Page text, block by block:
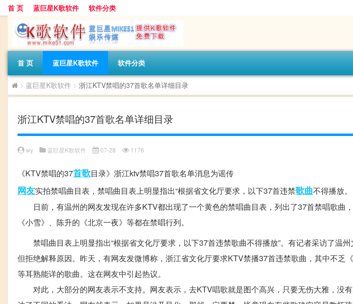
首 页 蓝巨星K歌软件 软件分类
首 页 蓝巨星K歌软件 软件分类
> 蓝巨星K歌软件 > 浙江KTV禁唱的37首歌名单详细目录
浙江KTV禁唱的37首歌名单详细目录
wy 蓝巨星K歌软件 07-28 1176
《KTV禁唱的37首歌目录》浙江ktv禁唱37首歌名单消息为谣传
网友实拍禁唱曲目表，禁唱曲目表上明显指出“根据省文化厅要求，以下37首违禁歌曲不得播放。
日前，有温州的网友发现在许多KTV都出现了一个黄色的禁唱曲目表，列出了37首禁唱歌曲
《小雪》、陈升的《北京一夜》等都在禁唱行列。
禁唱曲目表上明显指出“根据省文化厅要求，以下37首违禁歌曲不得播放”。有记者采访了温州
但拒绝解释原因。昨天，有网友发微博称，浙江省文化厅要求KTV禁播37首违禁歌曲，其中不乏
等耳熟能详的歌曲。这在网友中引起热议。
对此，大部分的网友表示不支持。网友表示，去KTV唱歌就是图个高兴，只要无伤大雅，没